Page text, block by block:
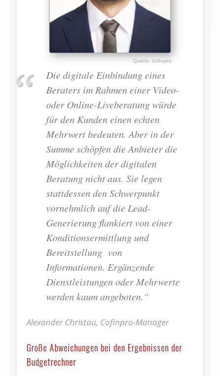
Cofinpro
Die digitale Einbindung eines
Beraters im Rahmen einer Video-
oder Online-Liveberatung würde
für den Kunden einen echten
Mehrwert bedeuten. Aber in der
Summe schöpfen die Anbieter die
Möglichkeiten der digitalen
Beratung nicht aus. Sie legen
stattdessen den Schwerpunkt
vornehmlich auf die Lead-
Generierung flankiert von einer
Konditionsermittlung und
Bereitstellung von
Informationen. Ergänzende
Dienstleistungen oder Mehrwerte
werden kaum angeboten.“
Alexander Christau, Cofinpro-Manager
Große Abweichungen bei den Ergebnissen der
Budgetrechner